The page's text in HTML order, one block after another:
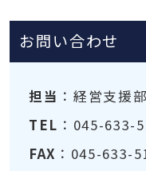
お問い合わせ
担当 ：経営支援
TEL ：045-633-
FAX ：045-633-